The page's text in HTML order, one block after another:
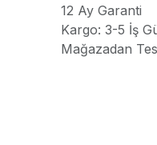
12 Ay Garanti
Kargo: 3-5 İş
Mağazadan